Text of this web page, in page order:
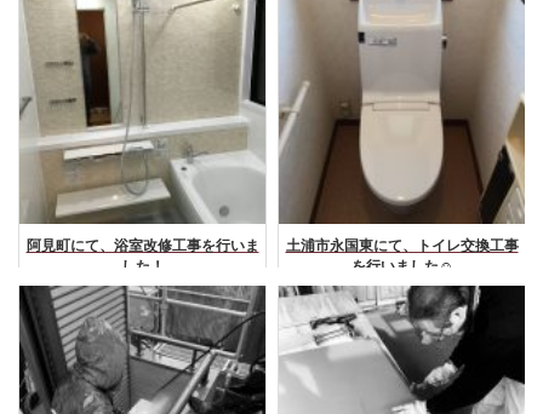
阿見町にて、浴室改修工事を行いま
した！
土浦市永国東にて、トイレ交換工事
を行いました☺